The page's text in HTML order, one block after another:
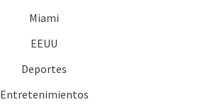
Miami
EEUU
Deportes
Entretenimientos